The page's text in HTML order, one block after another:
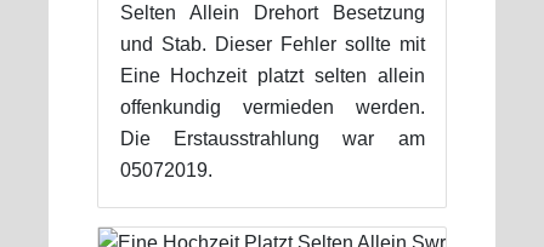
Selten Allein Drehort Besetzung
und Stab. Dieser Fehler sollte mit
Eine Hochzeit platzt selten allein
offenkundig vermieden werden.
Die Erstausstrahlung war am
05072019.